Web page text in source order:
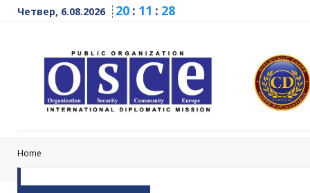
Четвер, 6.08.2026 20 : 11 : 29
Home